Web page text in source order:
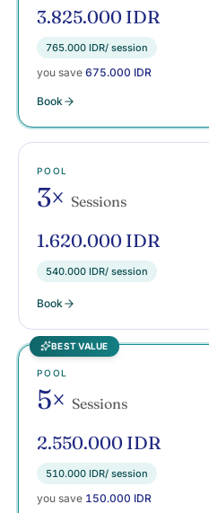
3.825.000 IDR
765.000 IDR/ session
you save 675.000 IDR
Book
POOL
3× Sessions
1.620.000 IDR
540.000 IDR/ session
Book
BEST VALUE
POOL
5× Sessions
2.550.000 IDR
510.000 IDR/ session
you save 150.000 IDR